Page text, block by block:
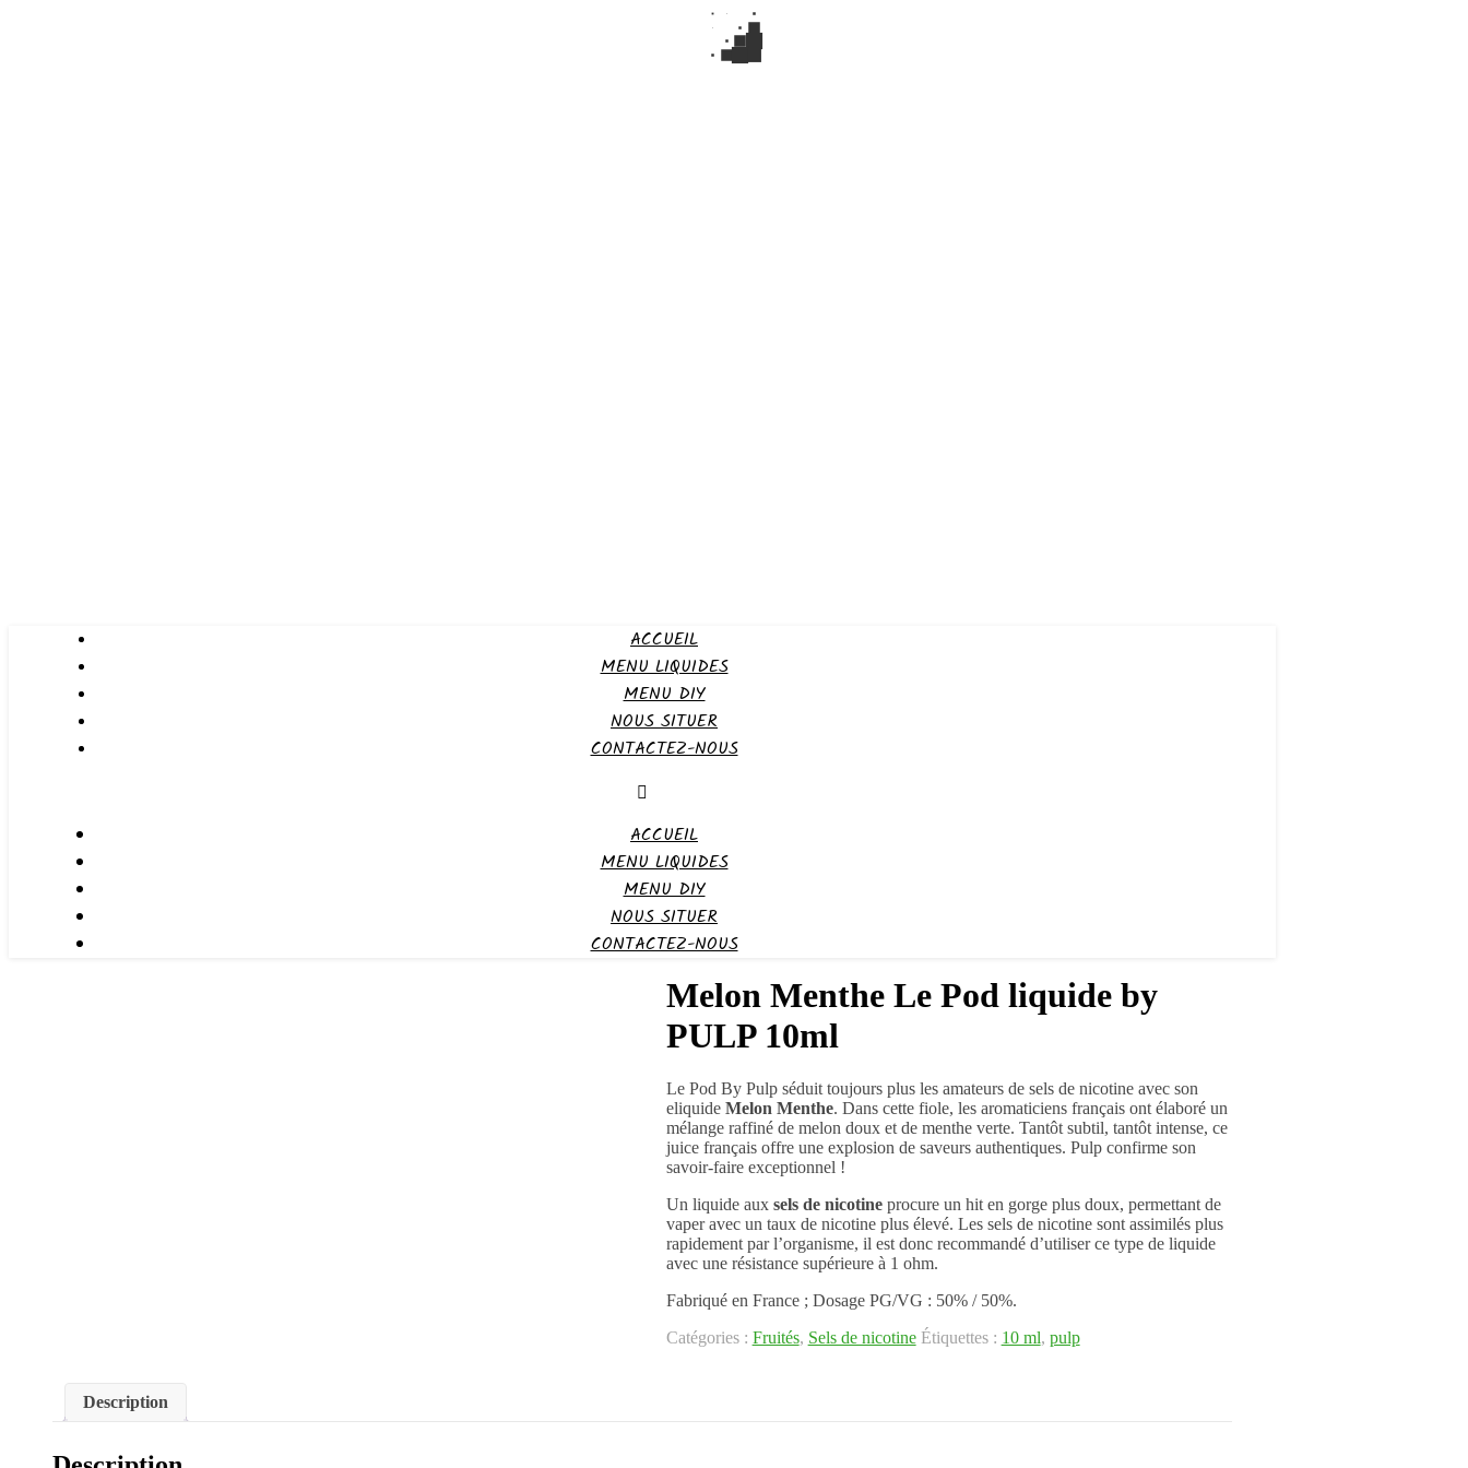
ACCUEIL
MENU LIQUIDES
MENU DIY
NOUS SITUER
CONTACTEZ-NOUS
ACCUEIL
MENU LIQUIDES
MENU DIY
NOUS SITUER
CONTACTEZ-NOUS
Melon Menthe Le Pod liquide by
PULP 10ml
Le Pod By Pulp séduit toujours plus les amateurs de sels de nicotine avec son
eliquide Melon Menthe. Dans cette fiole, les aromaticiens français ont élaboré un
mélange raffiné de melon doux et de menthe verte. Tantôt subtil, tantôt intense, ce
juice français offre une explosion de saveurs authentiques. Pulp confirme son
savoir-faire exceptionnel !
Un liquide aux sels de nicotineprocure un hit en gorge plus doux, permettant de
vaper avec un taux de nicotine plus élevé. Les sels de nicotine sont assimilés plus
rapidement par l’organisme, il est donc recommandé d’utiliser ce type de liquide
avec une résistance supérieure à 1 ohm.
Fabriqué en France ; Dosage PG/VG : 50% / 50%.
Catégories : Fruités, Sels de nicotine Étiquettes : 10 ml, pulp
Description